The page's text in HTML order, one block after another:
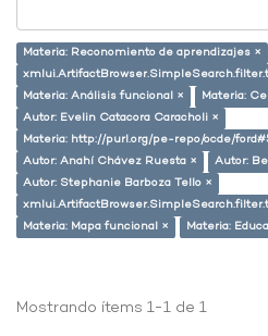
Materia: Reconomiento de aprendizajes ×
Materia: Análisis funcional ×
Materia:
Autor: Evelin Catacora Caracholi ×
Materia: http://purl.org/pe-repo/ocde/
Autor: Anahí Chávez Ruesta ×
Autor:
Autor: Stephanie Barboza Tello ×
Materia: Mapa funcional ×
Materia:
Mostrando ítems 1-1 de 1